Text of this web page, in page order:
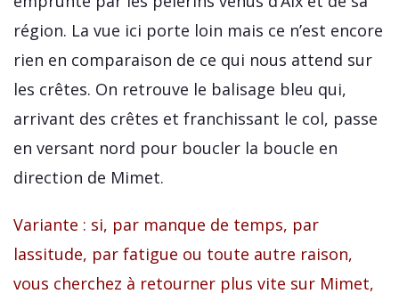
région. La vue ici porte loin mais ce n’est encore
rien en comparaison de ce qui nous attend sur
les crêtes. On retrouve le balisage bleu qui,
arrivant des crêtes et franchissant le col, passe
en versant nord pour boucler la boucle en
direction de Mimet.
Variante : si, par manque de temps, par
lassitude, par fatigue ou toute autre raison,
vous cherchez à retourner plus vite sur Mimet,